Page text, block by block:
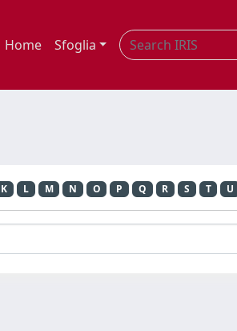
Home Sfoglia
K L M N O P Q R S T U